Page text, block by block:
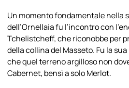
Un momento fondamentale nella
dell’Ornellaia fu l’incontro con
Tchelistcheff, che riconobbe per
della collina del Masseto. Fu la
che quel terreno argilloso non
Cabernet, bensì a solo Merlot.